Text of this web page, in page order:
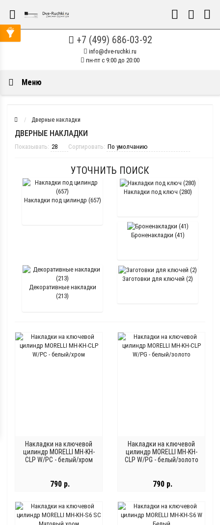
+7 (499) 686-03-92
info@dve-ruchki.ru
пн-пт с 9:00 до 20:00
Меню
Дверные накладки
ДВЕРНЫЕ НАКЛАДКИ
Показывать: Сортировать:
УТОЧНИТЬ ПОИСК
Накладки под цилиндр (657)
Накладки под ключ (280)
Броненакладки (41)
Декоративные накладки
(213)
Заготовки для ключей (2)
Накладки на ключевой
цилиндр MORELLI MH-KH-
CLP W/PC - белый/хром
790 р.
Накладки на ключевой
цилиндр MORELLI MH-KH-
CLP W/PG - белый/золото
790 р.